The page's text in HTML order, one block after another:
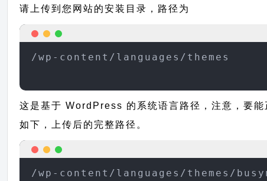
请上传到您网站的安装目录，路径为
/wp-content/languages/themes
这是基于 WordPress 的系统语言路径，注意，要
如下，上传后的完整路径。
/wp-content/languages/themes/